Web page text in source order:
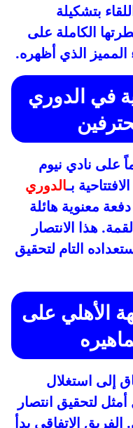
بتشكيلة
الكاملة على
المميز الذي أظهره.
في الدوري
على نادي نيوم
الدوري
معنوية هائلة
هذا الانتصار
التام لتحقيق
الأهلي على
إلى استغلال
لتحقيق انتصار
الاتفاقي بدأ